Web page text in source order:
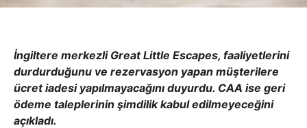
İngiltere merkezli Great Little Escapes, faaliyetlerini
durdurduğunu ve rezervasyon yapan müşterilere
ücret iadesi yapılmayacağını duyurdu. CAA ise geri
ödeme taleplerinin şimdilik kabul edilmeyeceğini
açıkladı.